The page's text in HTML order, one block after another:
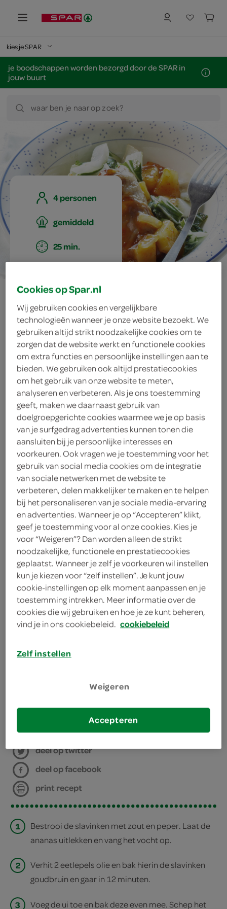
kies je SPAR
je boodschappen worden bezorgd door de SPAR in
jouw buurt
waar ben je naar op zoek?
4 personen
gemiddeld
25 min.
slavinken met
ananas en paksoi
ingrediënten
2 theelepels maizena
2 theelepels allesbinders
1 paksoi
theelepel sambal oelek
2 eetlepels ketjap manis
125 milliliter vleesbouillon van
tablet
1 ui
4 eetlepels zonnebloemolie
4 eetlepels arachideolie
4 slavinken
bereiden
deel op twitter
deel op facebook
print recept
1
Bestrooi de slavinken met zout en peper. Laat de
ananas uitlekken en vang het vocht op.
2
Verhit 2 eetlepels olie en bak hierin de slavinken
goudbruin en gaar in 12 minuten.
3 Voeg de ui toe en bak deze even mee. Schep het
Cookies op Spar.nl
Wij gebruiken cookies en vergelijkbare
technologieën wanneer je onze website bezoekt. We
gebruiken altijd strikt noodzakelijke cookies om te
zorgen dat de website werkt en functionele cookies
om extra functies en persoonlijke instellingen aan te
bieden. We gebruiken ook altijd prestatiecookies
om het gebruik van onze website te meten,
analyseren en verbeteren. Als je ons toestemming
geeft, maken we daarnaast gebruik van
doelgroepgerichte cookies waarmee we je op basis
van je surfgedrag advertenties kunnen tonen die
aansluiten bij je persoonlijke interesses en
voorkeuren. Ook vragen we je toestemming voor het
gebruik van social media cookies om de integratie
van sociale netwerken met de website te
verbeteren, delen makkelijker te maken en te helpen
bij het personaliseren van je sociale media-ervaring
en advertenties. Wanneer je op “Accepteren” klikt,
geef je toestemming voor al onze cookies. Kies je
voor “Weigeren”? Dan worden alleen de strikt
noodzakelijke, functionele en prestatiecookies
geplaatst. Wanneer je zelf je voorkeuren wil instellen
kun je kiezen voor “zelf instellen”. Je kunt jouw
cookie-instellingen op elk moment aanpassen en je
toestemming intrekken. Meer informatie over de
cookies die wij gebruiken en hoe je ze kunt beheren,
vind je in ons cookiebeleid. cookiebeleid
Zelf instellen
Weigeren
Accepteren